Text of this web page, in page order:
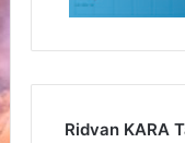
Ridvan KARA